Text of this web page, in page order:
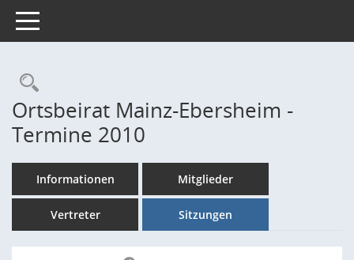
Toggle navigation
Rechercheauswahl
Ortsbeirat Mainz-Ebersheim -
Termine 2010
Informationen Mitglieder
Vertreter Sitzungen